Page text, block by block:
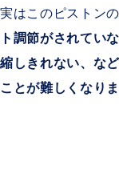
実はこのピストン
ト調節がされてい
縮しきれない、な
ことが難しくなり